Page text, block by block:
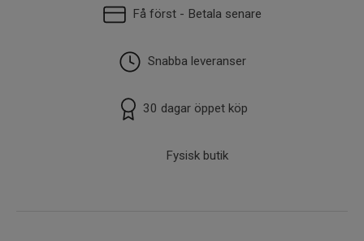
Få först - Betala senare
Snabba leveranser
30 dagar öppet köp
Fysisk butik